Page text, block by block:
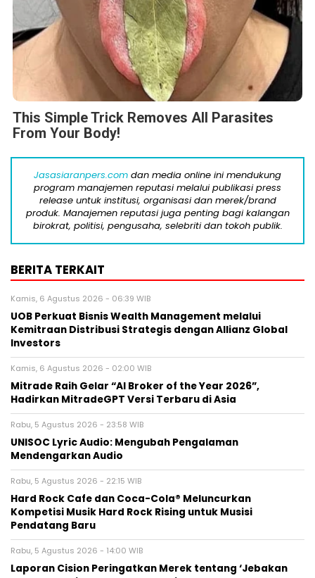
This Simple Trick Removes All Parasites
From Your Body!
Jasasiaranpers.com dan media online ini mendukung
program manajemen reputasi melalui publikasi press
release untuk institusi, organisasi dan merek/brand
produk. Manajemen reputasi juga penting bagi kalangan
birokrat, politisi, pengusaha, selebriti dan tokoh publik.
BERITA TERKAIT
Kamis, 6 Agustus 2026 - 06:39 WIB
UOB Perkuat Bisnis Wealth Management melalui
Kemitraan Distribusi Strategis dengan Allianz Global
Investors
Kamis, 6 Agustus 2026 - 02:00 WIB
Mitrade Raih Gelar “AI Broker of the Year 2026”,
Hadirkan MitradeGPT Versi Terbaru di Asia
Rabu, 5 Agustus 2026 - 23:58 WIB
UNISOC Lyric Audio: Mengubah Pengalaman
Mendengarkan Audio
Rabu, 5 Agustus 2026 - 22:15 WIB
Hard Rock Cafe dan Coca-Cola® Meluncurkan
Kompetisi Musik Hard Rock Rising untuk Musisi
Pendatang Baru
Rabu, 5 Agustus 2026 - 14:00 WIB
Laporan Cision Peringatkan Merek tentang ‘Jebakan